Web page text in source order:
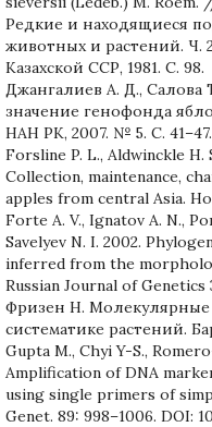
Редкие и находящиеся
животных и растений. Ч.
Казахской ССР, 1981. С. 98.
Джангалиев А. Д.,
значение генофонда
НАН РК, 2007. № 5. С. 41–47.
Forsline P. L., Aldwinckle H.
Collection, maintenance,
apples from central Asia.
Forte A. V., Ignatov A. N.,
Savelyev N. I. 2002.
inferred from the
Russian Journal of Genetics
Фризен Н. Молекулярные
систематике растений.
Gupta M., Chyi Y-S.,
Amplification of DNA
using single primers of
Genet. 89: 998–1006. DOI: